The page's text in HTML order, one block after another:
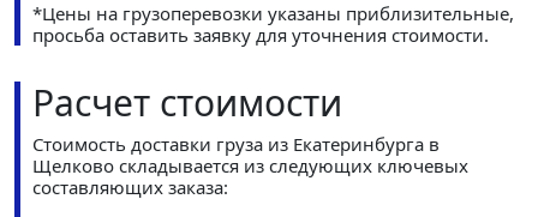
*Цены на грузоперевозки указаны приблизительные,
просьба оставить заявку для уточнения стоимости.
Расчет стоимости
Стоимость доставки груза из Екатеринбурга в
Щелково складывается из следующих ключевых
составляющих заказа: